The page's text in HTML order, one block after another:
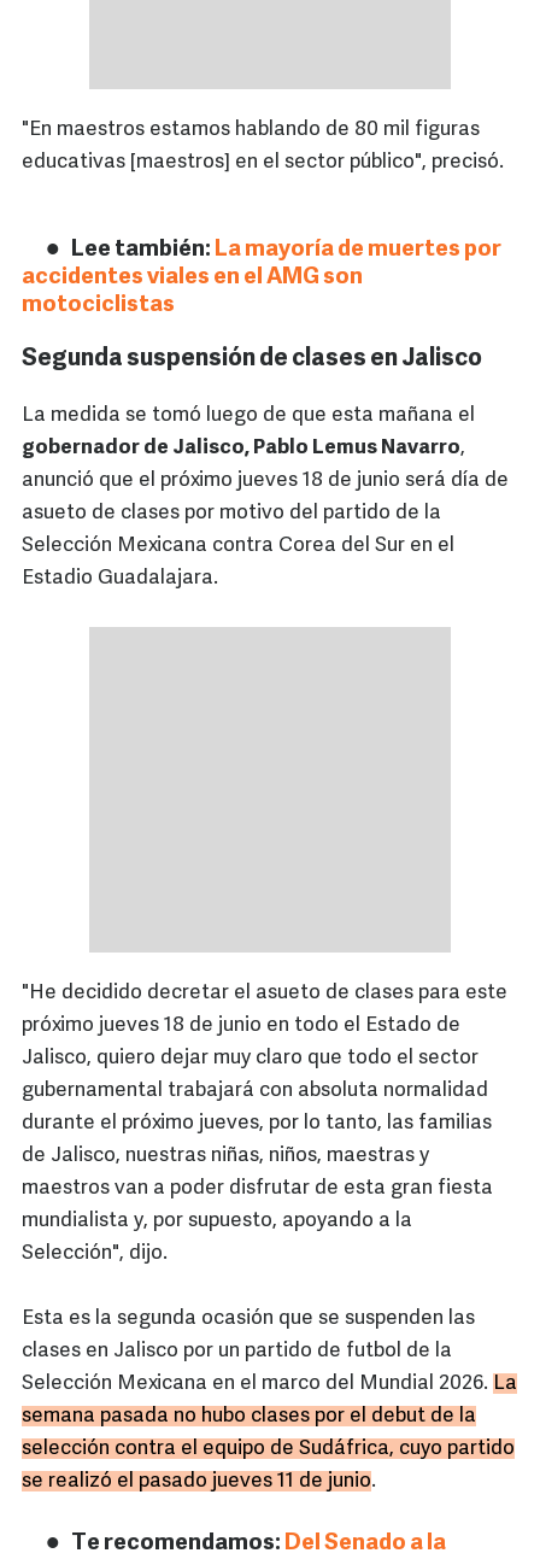
"En maestros estamos hablando de 80 mil figuras
educativas [maestros] en el sector público", precisó.
Lee también: La mayoría de muertes por
accidentes viales en el AMG son
motociclistas
Segunda suspensión de clases en Jalisco
La medida se tomó luego de que esta mañana el
gobernador de Jalisco, Pablo Lemus Navarro,
anunció que el próximo jueves 18 de junio será día de
asueto de clases por motivo del partido de la
Selección Mexicana contra Corea del Sur en el
Estadio Guadalajara.
"He decidido decretar el asueto de clases para este
próximo jueves 18 de junio en todo el Estado de
Jalisco, quiero dejar muy claro que todo el sector
gubernamental trabajará con absoluta normalidad
durante el próximo jueves, por lo tanto, las familias
de Jalisco, nuestras niñas, niños, maestras y
maestros van a poder disfrutar de esta gran fiesta
mundialista y, por supuesto, apoyando a la
Selección", dijo.
Esta es la segunda ocasión que se suspenden las
clases en Jalisco por un partido de futbol de la
Selección Mexicana en el marco del Mundial 2026. La
semana pasada no hubo clases por el debut de la
selección contra el equipo de Sudáfrica, cuyo partido
se realizó el pasado jueves 11 de junio.
Te recomendamos: Del Senado a la